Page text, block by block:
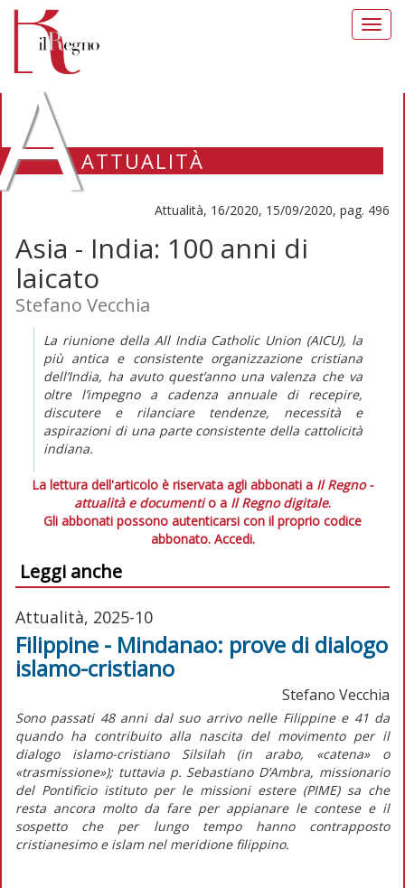
ATTUALITÀ
Attualità, 16/2020, 15/09/2020, pag. 496
Asia - India: 100 anni di
laicato
Stefano Vecchia
La riunione della All India Catholic Union (AICU), la
più antica e consistente organizzazione cristiana
dell’India, ha avuto quest’anno una valenza che va
oltre l’impegno a cadenza annuale di recepire,
discutere e rilanciare tendenze, necessità e
aspirazioni di una parte consistente della cattolicità
indiana.
La lettura dell'articolo è riservata agli abbonati a Il Regno -
attualità e documentio a Il Regno digitale.
Gli abbonati possono autenticarsi con il proprio codice
abbonato. Accedi.
Leggi anche
Attualità, 2025-10
Filippine - Mindanao: prove di dialogo
islamo-cristiano
Stefano Vecchia
Sono passati 48 anni dal suo arrivo nelle Filippine e 41 da
quando ha contribuito alla nascita del movimento per il
dialogo islamo-cristiano Silsilah (in arabo, «catena» o
«trasmissione»); tuttavia p. Sebastiano D’Ambra, missionario
del Pontificio istituto per le missioni estere (PIME) sa che
resta ancora molto da fare per appianare le contese e il
sospetto che per lungo tempo hanno contrapposto
cristianesimo e islam nel meridione filippino.